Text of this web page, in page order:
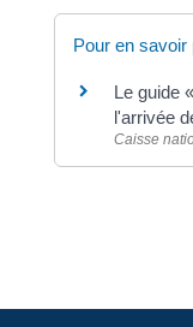
Pour en savoir
Le guide
l'arrivée
Caisse